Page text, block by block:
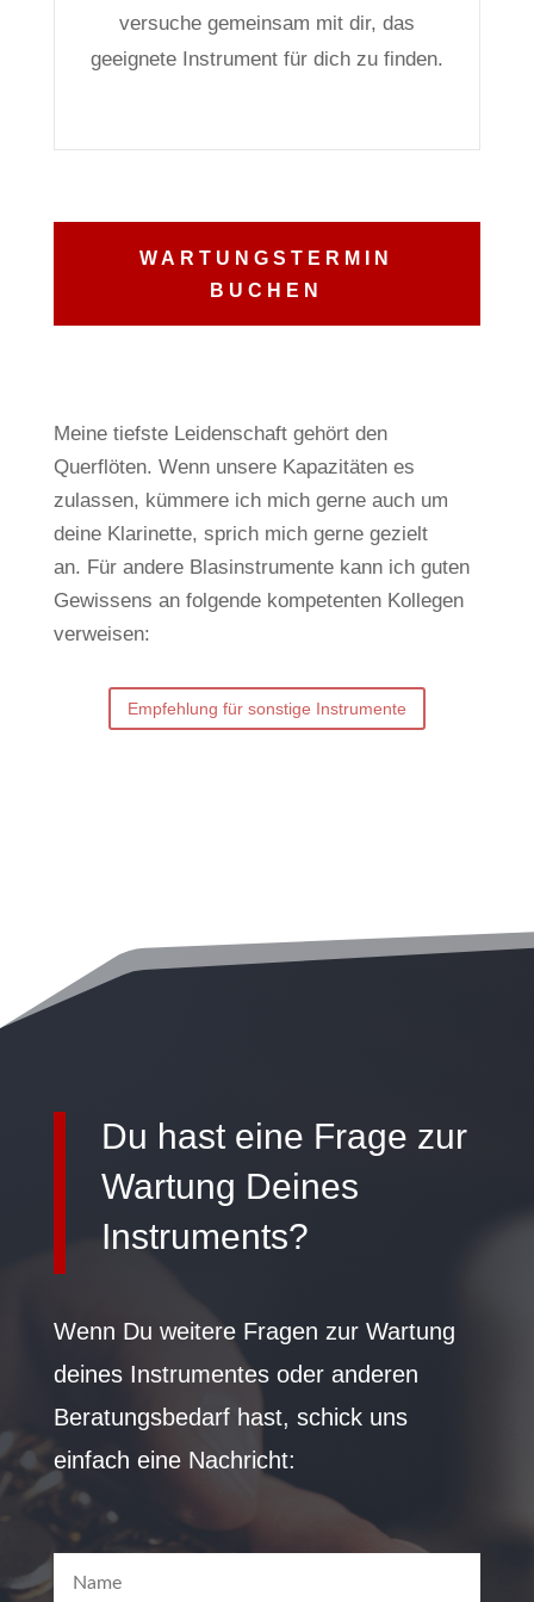
versuche gemeinsam mit dir, das
geeignete Instrument für dich zu finden.
WARTUNGSTERMIN
BUCHEN
Meine tiefste Leidenschaft gehört den
Querflöten. Wenn unsere Kapazitäten es
zulassen, kümmere ich mich gerne auch um
deine Klarinette, sprich mich gerne gezielt
an. Für andere Blasinstrumente kann ich guten
Gewissens an folgende kompetenten Kollegen
verweisen:
Empfehlung für sonstige Instrumente
Du hast eine Frage zur
Wartung Deines
Instruments?
Wenn Du weitere Fragen zur Wartung
deines Instrumentes oder anderen
Beratungsbedarf hast, schick uns
einfach eine Nachricht: